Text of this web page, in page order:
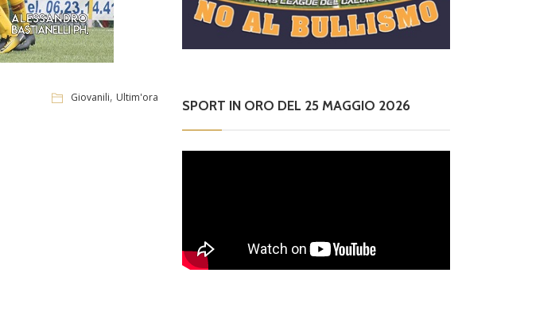
Giovanili, Ultim'ora
SPORT IN ORO DEL 25 MAGGIO 2026